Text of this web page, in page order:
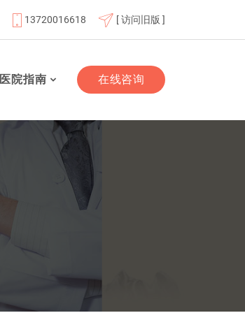
北京航天总医院联体成员单位
13720016618 [ 访问旧版 ]
医院指南 在线咨询